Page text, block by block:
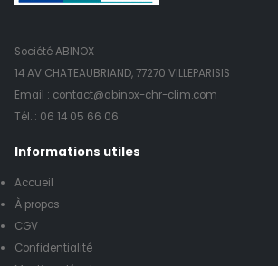
Société ABINOX
14 AV CHATEAUBRIAND, 77270 VILLEPARISIS
Email : contact@abinox-chr-clim.com
Tél. : 06 14 05 66 06
Informations utiles
Accueil
À propos
CGV
Confidentialité